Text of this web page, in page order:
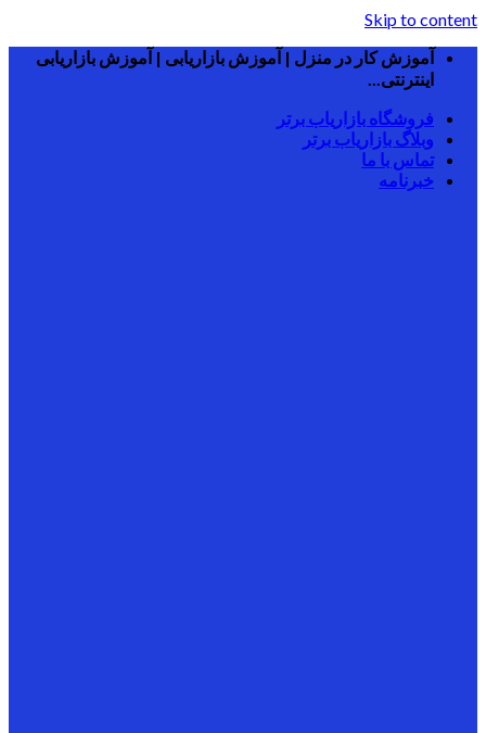
Skip to content
آموزش کار در منزل | آموزش بازاریابی | آموزش بازاریابی
اینترنتی...
فروشگاه بازاریاب برتر
وبلاگ بازاریاب برتر
تماس با ما
خبرنامه